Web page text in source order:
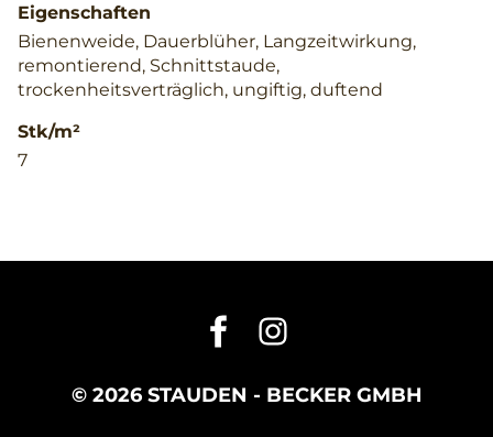
Eigenschaften
Bienenweide, Dauerblüher, Langzeitwirkung,
remontierend, Schnittstaude,
trockenheitsverträglich, ungiftig, duftend
Stk/m²
7
© 2026 STAUDEN - BECKER GMBH